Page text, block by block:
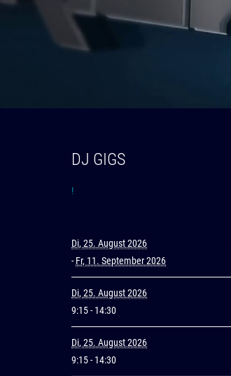
DJ GIGS
!
Di, 25. August 2026
-Fr, 11. September 2026
Di, 25. August 2026
9:15- 14:30
Di, 25. August 2026
9:15- 14:30